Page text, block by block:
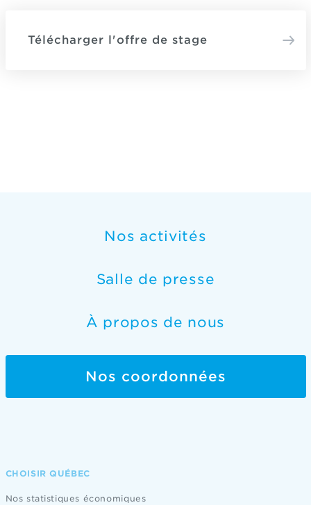
Télécharger l'offre de stage
Nos activités
Salle de presse
À propos de nous
Nos coordonnées
CHOISIR QUÉBEC
Nos statistiques économiques